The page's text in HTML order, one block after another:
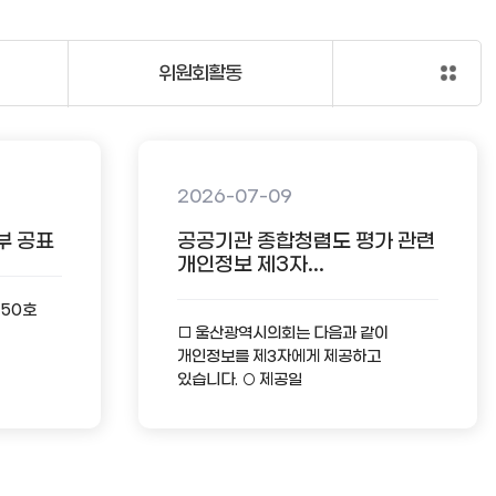
공표
50호
2026-07-09
공공기관 종합청렴도 평가 관련
개인정보 제3자...
□ 울산광역시의회는 다음과 같이
개인정보를 제3자에게 제공하고
있습니다. ○ 제공일
위원회활동